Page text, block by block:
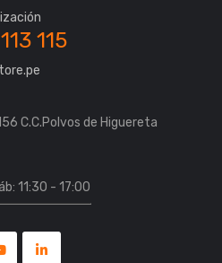
115
C.C.Polvos de Higuereta
11:30 - 17:00